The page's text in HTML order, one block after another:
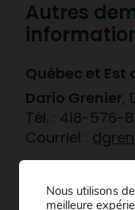
Autres
Québec et Est
Dario Grenier,
Tél. : 418-576-
Courriel :
et USA
Nous utilisons
meilleure